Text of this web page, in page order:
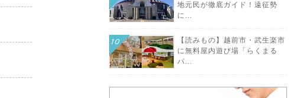
地元民が徹底ガイド！遠征勢
に...
【読みもの】越前市・武生楽市
に無料屋内遊び場「らくまる
パ...